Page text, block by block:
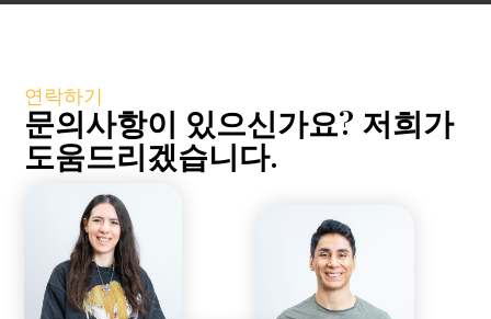
연락하기
문의사항이 있으신가요? 저희가
도움드리겠습니다.